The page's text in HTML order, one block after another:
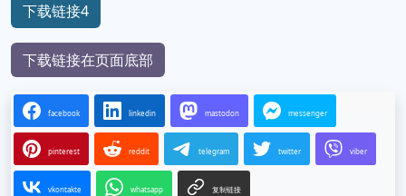
下载链接4
下载链接在页面底部
facebook linkedin mastodon messenger
pinterest reddit telegram twitter viber
vkontakte whatsapp 复制链接